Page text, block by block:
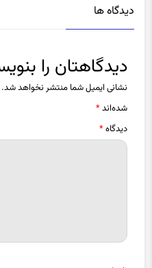
نشانی ایمیل شما منتشر نخواهد شد.
شده‌اند*
دیدگاه*